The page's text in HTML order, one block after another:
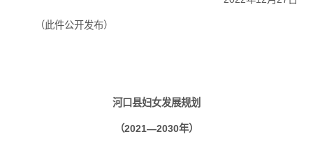
（此件公开发布）
河口县妇女发展规划
（2021—2030年）